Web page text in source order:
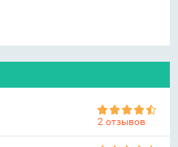
2 отзывов